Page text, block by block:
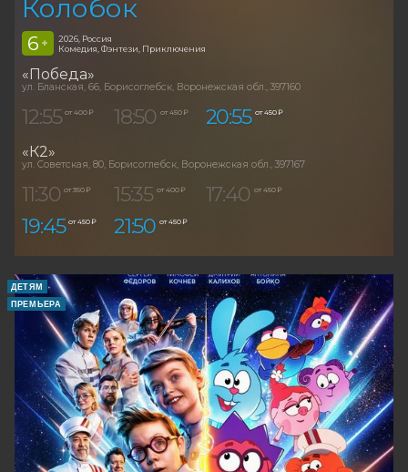
Колобок
6 +
2026, Россия
Комедия, Фэнтези, Приключения
«Победа»
ул. Бланская, 66, Борисоглебск, Воронежская обл., 397160
12:55 от 400 ₽ 18:50 от 450 ₽ 20:55 от 450 ₽
«К2»
ул. Советская, 80, Борисоглебск, Воронежская обл., 397167
11:30 от 350 ₽ 15:35 от 400 ₽ 17:40 от 450 ₽
19:45 от 450 ₽ 21:50 от 450 ₽
ДЕТЯМ
ПРЕМЬЕРА